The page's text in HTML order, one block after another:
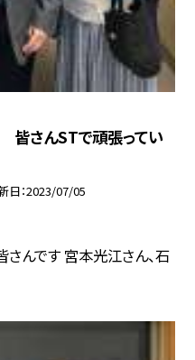
皆さんSTで頑張ってい
日 2023/07/05
んです 宮本光江さん、石